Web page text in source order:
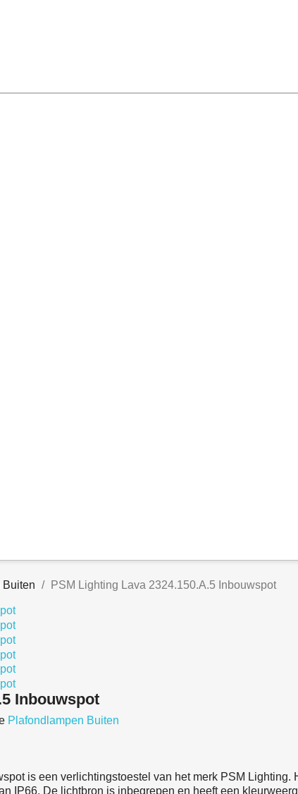
Buiten PSM Lighting Lava 2324.150.A.5 Inbouwspot
Inbouwspot
Plafondlampen Buiten
is een verlichtingstoestel van het merk PSM Lighting.
IP66. De lichtbron is inbegrepen en heeft een